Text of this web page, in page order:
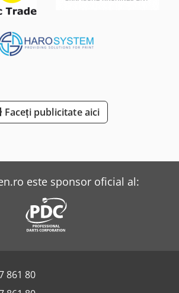
Faceți publicitate aici
este sponsor oficial al:
861 80